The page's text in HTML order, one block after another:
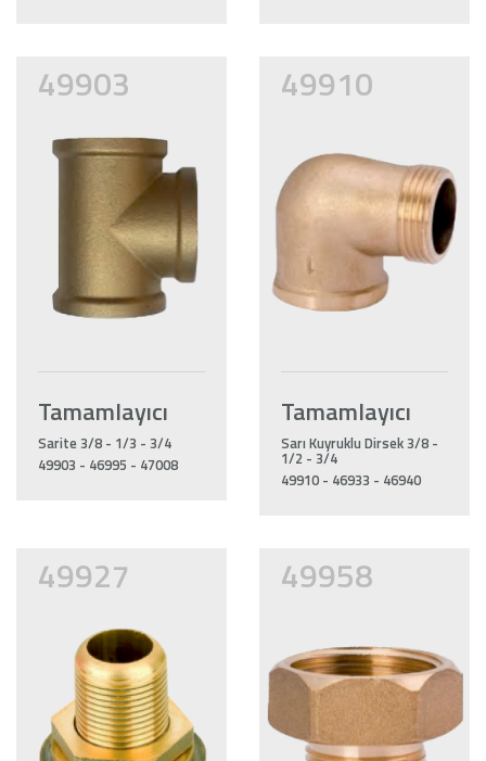
49903
Tamamlayıcı
Sarite 3/8 - 1/3 - 3/4
49903 - 46995 - 47008
49910
Tamamlayıcı
Sarı Kuyruklu Dirsek 3/8 -
1/2 - 3/4
49910 - 46933 - 46940
49927 49958